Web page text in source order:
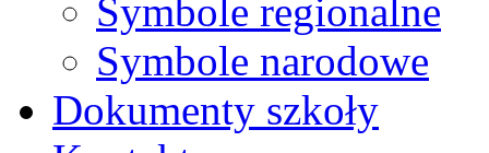
Symbole regionalne
Symbole narodowe
Dokumenty szkoły